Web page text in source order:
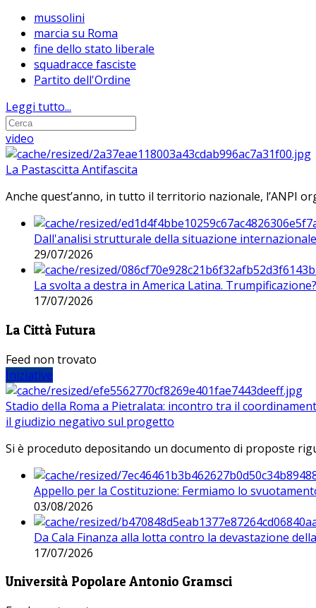
mussolini
marcia su Roma
fine dello stato liberale
squadracce fasciste
Partito dell'Ordine
Leggi tutto...
video
La Pastascitta Antifascita
Anche quest’anno, in tutto il territorio nazionale, l’ANPI
Dall'analisi strutturale della situazione
29/07/2026
La svolta a destra in America Latina. Trumpificazione?
17/07/2026
La Città Futura
Feed non trovato
Iniziative
Stadio della Roma a Pietralata: incontro tra il
il giudizio negativo sul progetto
Si è proceduto depositando un documento di proposte
Appello per la Costituzione: Fermiamo lo
03/08/2026
Da Cala Finanza alla lotta contro la devastazione
17/07/2026
Università Popolare Antonio Gramsci